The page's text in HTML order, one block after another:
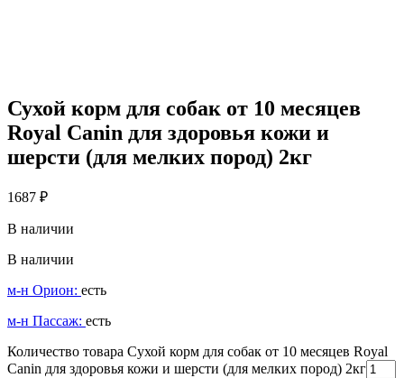
Сухой корм для собак от 10 месяцев
Royal Canin для здоровья кожи и
шерсти (для мелких пород) 2кг
1687 ₽
В наличии
В наличии
м-н Орион: есть
м-н Пассаж: есть
Количество товара Сухой корм для собак от 10 месяцев Royal
Canin для здоровья кожи и шерсти (для мелких пород) 2кг